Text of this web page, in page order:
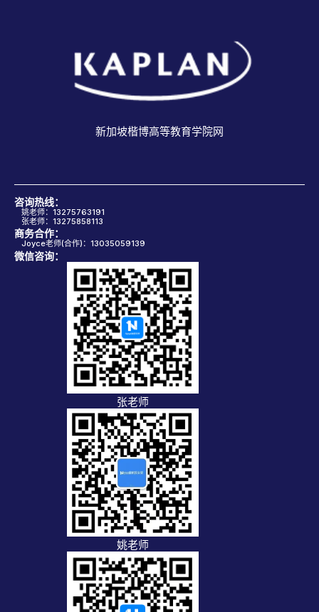
新加坡楷博高等教育学院网
咨询热线：
姚老师：13275763191
张老师：13275858113
商务合作：
Joyce老师(合作)：13035059139
微信咨询：
张老师
姚老师